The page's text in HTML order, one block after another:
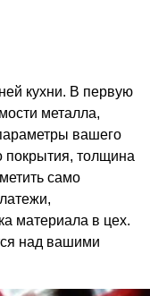
кухни. В первую
металла,
вашего
покрытия, толщина
само
материала в цех.
над вашими